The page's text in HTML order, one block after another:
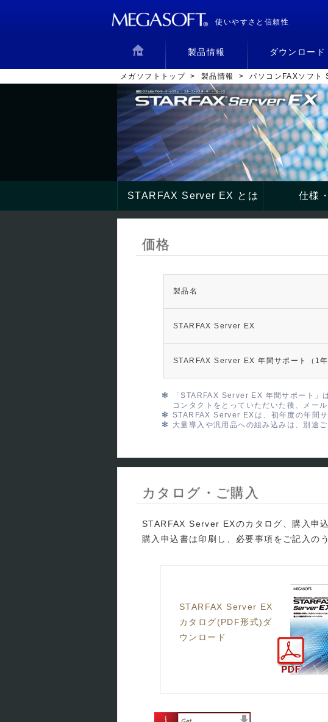
使いやすさと信頼性
製品情報 ダウンロード
メガソフトトップ > 製品情報 > パソコンFAXソフト
STARFAX Server EX とは 仕様
価格
製品名
STARFAX Server EX
STARFAX Server EX 年間サポート（1年
「STARFAX Server EX 年間サポート」
コンタクトをとっていただいた後、メー
STARFAX Server EXは、初年度の年間サ
大量導入や汎用品への組み込みは、別途ご
カタログ・ご購入
STARFAX Server EXのカタログ、購入申
購入申込書は印刷し、必要事項をご記入の
STARFAX Server EX
カタログ(PDF形式)ダ
ウンロード